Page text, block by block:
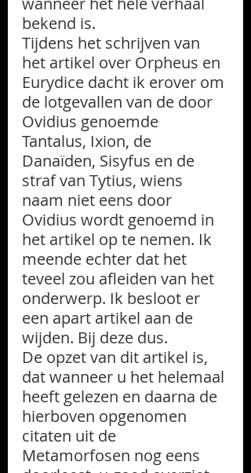
bekend is.
Tijdens het schrijven van
het artikel over Orpheus en
Eurydice dacht ik erover om
de lotgevallen van de door
Ovidius genoemde
Tantalus, Ixion, de
Danaïden, Sisyfus en de
straf van Tytius, wiens
naam niet eens door
Ovidius wordt genoemd in
het artikel op te nemen. Ik
meende echter dat het
teveel zou afleiden van het
onderwerp. Ik besloot er
een apart artikel aan de
wijden. Bij deze dus.
De opzet van dit artikel is,
dat wanneer u het helemaal
heeft gelezen en daarna de
hierboven opgenomen
citaten uit de
Metamorfosen nog eens